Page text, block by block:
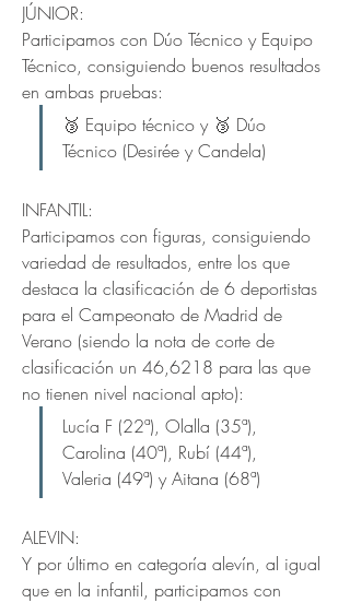
JÚNIOR:
Participamos con Dúo Técnico y Equipo
Técnico, consiguiendo buenos resultados
en ambas pruebas:
🥉 Equipo técnico y 🥉 Dúo
Técnico (Desirée y Candela)
INFANTIL:
Participamos con figuras, consiguiendo
variedad de resultados, entre los que
destaca la clasificación de 6 deportistas
para el Campeonato de Madrid de
Verano (siendo la nota de corte de
clasificación un 46,6218 para las que
no tienen nivel nacional apto):
Lucía F (22ª), Olalla (35ª),
Carolina (40ª), Rubí (44ª),
Valeria (49ª) y Aitana (68ª)
ALEVIN:
Y por último en categoría alevín, al igual
que en la infantil, participamos con